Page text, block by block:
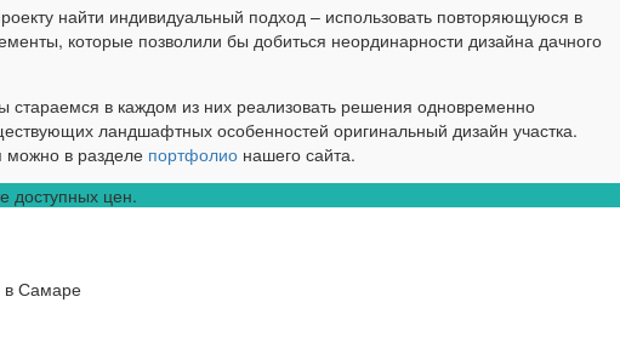
найти индивидуальный подход – использовать повторяющуюся в
которые позволили бы добиться неординарности дизайна дачного
в каждом из них реализовать решения одновременно
ландшафтных особенностей оригинальный дизайн участка.
можно в разделе портфолионашего сайта.
доступных цен.
Самаре